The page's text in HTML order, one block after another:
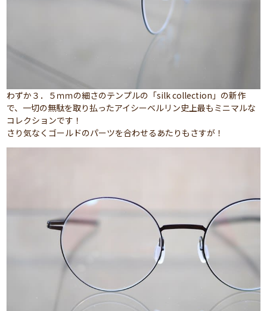
わずか３．５ｍｍの細さのテンプルの「silk collection」の新作
で、一切の無駄を取り払ったアイシーベルリン史上最もミニマルな
コレクションです！
さり気なくゴールドのパーツを合わせるあたりもさすが！